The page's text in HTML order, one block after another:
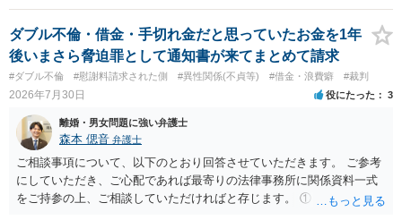
するデメリットはありますから（経済的、時間的、精神的負担等）、
反対にご自身が、裁判も辞さずという姿勢を示すことで、プラス
に働く可能性は有り得ます。 交渉で解決する多くの場合は、相手
が弁護士に依頼しているケースで、５０万円以下で合意できる場合は
稀であると思います。 通常は、６０万円から８０万円程度になる
ことが多いというのが私の印象です。 ２ 質問② ご記載の内容が
減額を進めるうえでの交渉材料かと思います。 なお、ご自身が離
婚しないことは、交渉材料にはならないかと思いますので、ご注意く
ださい。 また、相手夫婦の婚姻関係が既に破綻していたことや、
相手女性が結婚しているとは知らなかったと主張することもあります
が、 ケースバイケースですので、ご自身の場合にそれらの主張が
できるかはよくお考え下さい。 ３ 質問③ 違約金を５０万円とす
ダブル不倫・借金・手切れ金だと思っていたお金を1年
後いまさら脅迫罪として通知書が来てまとめて請求
#ダブル不倫 #慰謝料請求された側 #異性関係(不貞等) #借金・浪費癖 #裁判
2026年7月30日 役にたった 3
離婚・男女問題に強い弁護士
森本 偲音 弁護士
ご相談事項について、以下のとおり回答させていただきます。 ご参考
にしていただき、ご心配であれば最寄りの法律事務所に関係資料一式
をご持参の上、ご相談していただければと存じます。 ① このLINEの